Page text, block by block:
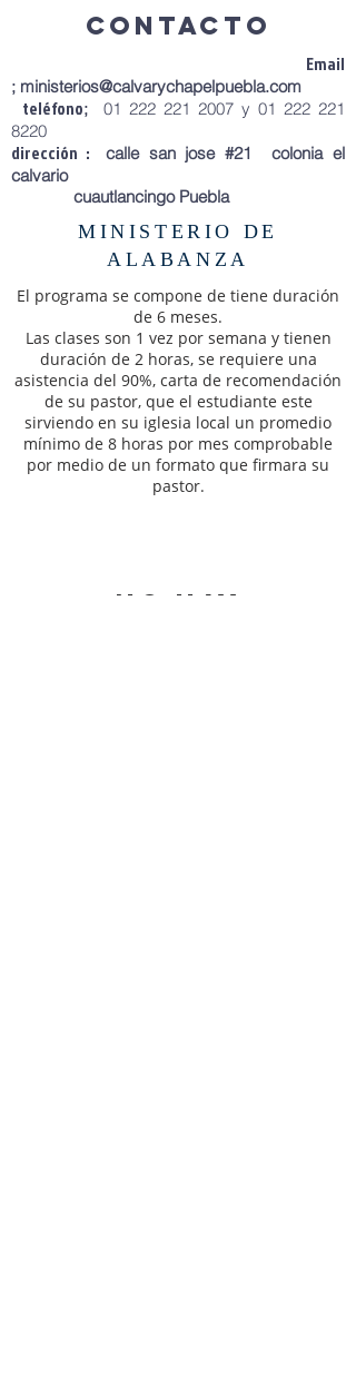
contacto
Email
; ministerios@calvarychapelpuebla.com
teléfono; 01 222 221 2007 y 01 222 221
8220
dirección : calle san jose #21 colonia el
calvario
cuautlancingo Puebla
MINISTERIO DE
ALABANZA
El programa se compone de tiene duración
de 6 meses.
Las clases son 1 vez por semana y tienen
duración de 2 horas, se requiere una
asistencia del 90%, carta de recomendación
de su pastor, que el estudiante este
sirviendo en su iglesia local un promedio
mínimo de 8 horas por mes comprobable
por medio de un formato que firmara su
pastor.
No hay